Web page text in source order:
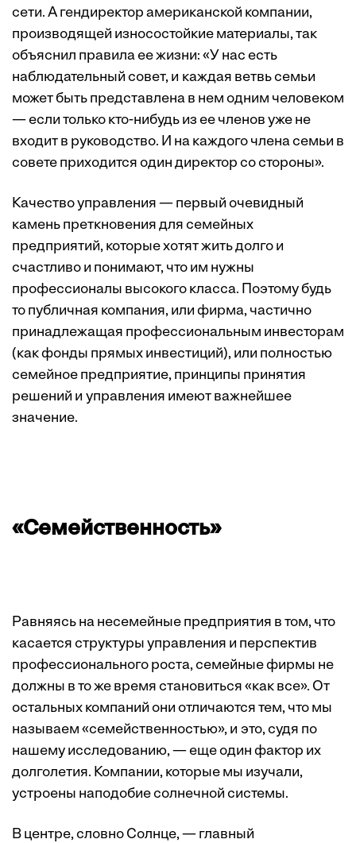
сети. А гендиректор американской компании,
производящей износостойкие материалы, так
объяснил правила ее жизни: «У нас есть
наблюдательный совет, и каж­дая ветвь семьи
может быть представлена в нем одним человеком
— если только кто-нибудь из ее членов уже не
входит в руководство. И на каждого члена семьи в
совете приходится один директор со стороны».
Качество управления — первый очевидный
камень преткновения для семейных
предприятий, которые хотят жить долго и
счастливо и понимают, что им нужны
профессионалы высокого класса. Поэтому будь
то публичная компания, или фирма, частично
принадлежащая профессиональным инвесторам
(как фонды прямых инвестиций), или полностью
семейное предприятие, принципы принятия
решений и управления имеют важнейшее
значение.
«Семейственность»
Равняясь на несемейные предприятия в том, что
касается структуры управления и перспектив
профессионального роста, семейные фирмы не
должны в то же время становиться «как все». От
остальных компаний они отличаются тем, что мы
называем «семейственностью», и это, судя по
нашему исследованию, — еще один фактор их
долголетия. Компании, которые мы изучали,
устроены наподобие солнечной системы.
В центре, словно Солнце, — главный